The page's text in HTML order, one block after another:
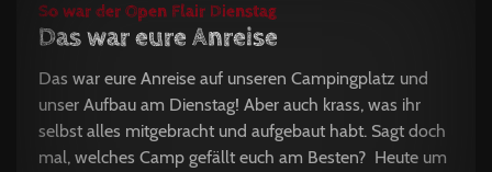
So war der Open Flair Dienstag
Das war eure Anreise
Das war eure Anreise auf unseren Campingplatz und
unser Aufbau am Dienstag! Aber auch krass, was ihr
selbst alles mitgebracht und aufgebaut habt. Sagt doch
mal, welches Camp gefällt euch am Besten? Heute um